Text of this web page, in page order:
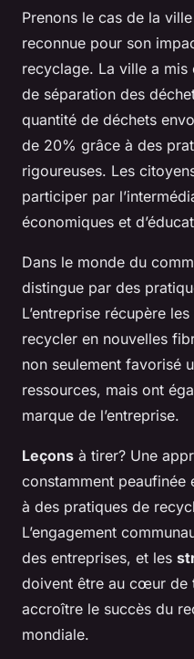
Prenons le cas de la
reconnue pour son
recyclage. La ville a
de séparation des
quantité de déchets
de 20% grâce à des
rigoureuses. Les
participer par
économiques et
Dans le monde du
distingue par des
L’entreprise récupère
recycler en nouvelles
non seulement favorisé
ressources, mais ont
marque de l’entreprise.
Leçons à tirer? Une
constamment peaufinée
à des pratiques de
L’engagement
des entreprises, et les
doivent être au cœur de
accroître le succès du
mondiale.